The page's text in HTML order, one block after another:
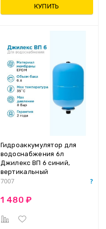
КУПИТЬ
Гидроаккумулятор для
водоснабжения 6л
Джилекс ВП 6 синий,
вертикальный
7007
1 480 ₽